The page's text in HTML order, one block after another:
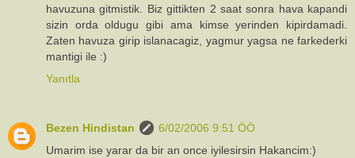
havuzuna gitmistik. Biz gittikten 2 saat sonra hava kapandi
sizin orda oldugu gibi ama kimse yerinden kipirdamadi.
Zaten havuza girip islanacagiz, yagmur yagsa ne farkederki
mantigi ile :)
Yanıtla
Bezen Hindistan
6/02/2006 9:51 ÖÖ
Umarim ise yarar da bir an once iyilesirsin Hakancim:)